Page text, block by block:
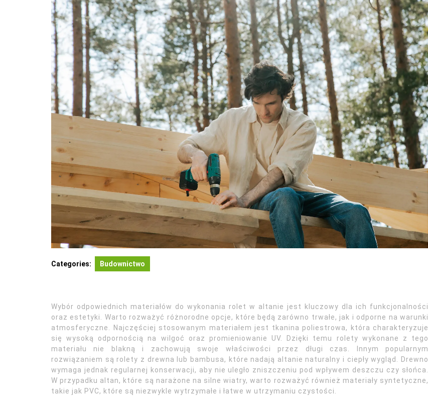
Categories: Budownictwo
Wybór odpowiednich materiałów do wykonania rolet w altanie jest kluczowy dla ich funkcjonalności
oraz estetyki. Warto rozważyć różnorodne opcje, które będą zarówno trwałe, jak i odporne na warunki
atmosferyczne. Najczęściej stosowanym materiałem jest tkanina poliestrowa, która charakteryzuje
się wysoką odpornością na wilgoć oraz promieniowanie UV. Dzięki temu rolety wykonane z tego
materiału nie blakną i zachowują swoje właściwości przez długi czas. Innym popularnym
rozwiązaniem są rolety z drewna lub bambusa, które nadają altanie naturalny i ciepły wygląd. Drewno
wymaga jednak regularnej konserwacji, aby nie uległo zniszczeniu pod wpływem deszczu czy słońca.
W przypadku altan, które są narażone na silne wiatry, warto rozważyć również materiały syntetyczne,
takie jak PVC, które są niezwykle wytrzymałe i łatwe w utrzymaniu czystości.